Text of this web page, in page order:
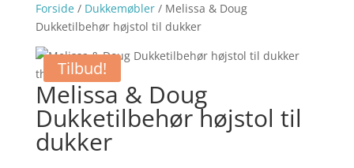
Forside/ Dukkemøbler/ Melissa & Doug
Dukketilbehør højstol til dukker
Tilbud!
Melissa & Doug
Dukketilbehør højstol til
dukker